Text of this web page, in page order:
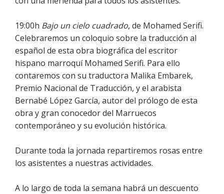
19:00h Bajo un cielo cuadrado, de Mohamed Serifi.
Celebraremos un coloquio sobre la traducción al
español de esta obra biográfica del escritor
hispano marroquí Mohamed Serifi. Para ello
contaremos con su traductora Malika Embarek,
Premio Nacional de Traducción, y el arabista
Bernabé López García, autor del prólogo de esta
obra y gran conocedor del Marruecos
contemporáneo y su evolución histórica.
Durante toda la jornada repartiremos rosas entre
los asistentes a nuestras actividades.
A lo largo de toda la semana habrá un descuento